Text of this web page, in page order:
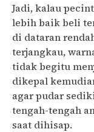
Jadi, kalau
lebih baik beli
di dataran
terjangkau,
tidak begitu
dikepal
agar pudar
tengah-tengah
saat dihisap.